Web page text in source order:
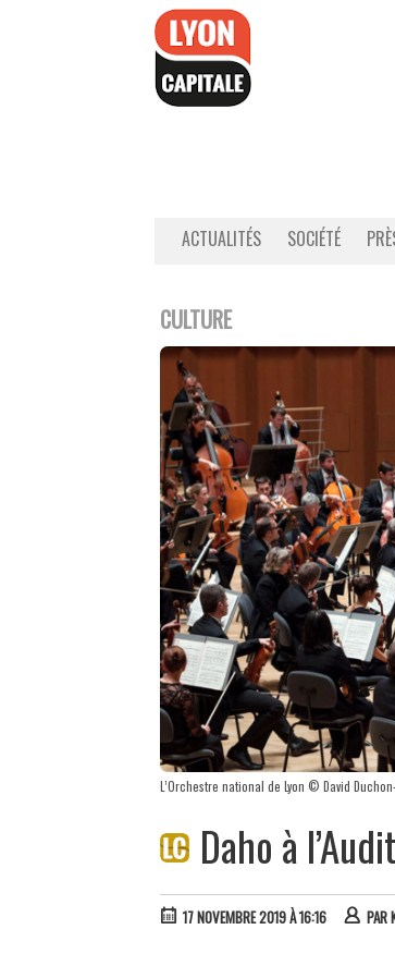
ACTUALITÉS SOCIÉTÉ
CULTURE
L’Orchestre national de Lyon © David
Daho à
17 NOVEMBRE 2019 À 16:16 PAR